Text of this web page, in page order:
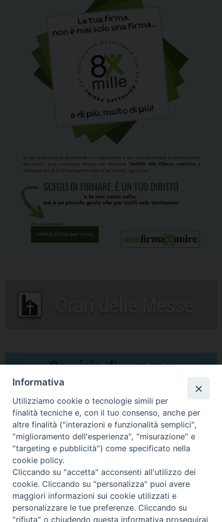
Comunicati Stampa
Il cordoglio dei Vescovi di Puglia per la morte di S.E.R. Mons. Agostino
Superbo
Nasce la Consulta Diocesana delle Aggregazioni Laicali di Castellaneta
Archivio comunicati stampa
Informativa
Utilizziamo cookie o tecnologie simili per
finalità tecniche e, con il tuo consenso, anche per
altre finalità ("interazioni e funzionalità semplici",
"miglioramento dell'esperienza", "misurazione" e
"targeting e pubblicità") come specificato nella
cookie policy.
Cliccando su "accetta" acconsenti all'utilizzo dei
cookie. Cliccando su "personalizza" puoi avere
maggiori informazioni sui cookie utilizzati e
personalizzare le tue preferenze. Cliccando su
"rifiuta" o chiudendo questa informativa proseguirai